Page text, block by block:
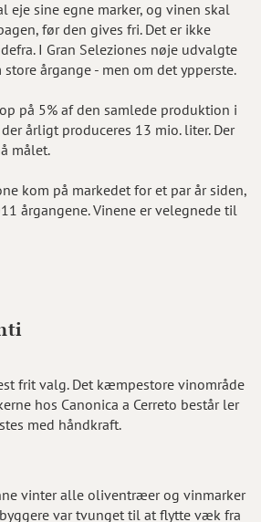
eje sine egne marker, og vinen skal
før den gives fri. Det er ikke
I Gran Seleziones nøje udvalgte
årgange - men om det ypperste.
på 5% af den samlede produktion i
årligt produceres 13 mio. liter. Der
målet.
kom på markedet for et par år siden,
årgangene. Vinene er velegnede til
frit valg. Det kæmpestore vinområde
hos Canonica a Cerreto består ler
med håndkraft.
vinter alle oliventræer og vinmarker
var tvunget til at flytte væk fra